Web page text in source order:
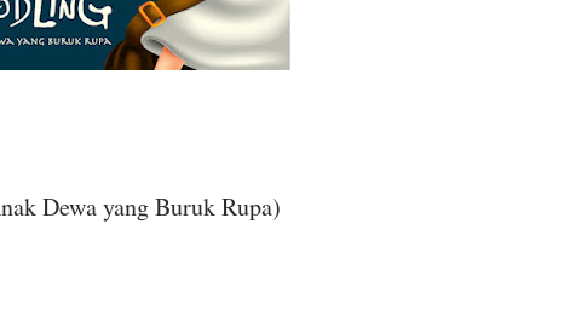
Dewa yang Buruk Rupa)